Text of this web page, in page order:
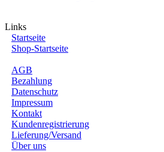
Links
Startseite
Shop-Startseite
AGB
Bezahlung
Datenschutz
Impressum
Kontakt
Kundenregistrierung
Lieferung/Versand
Über uns